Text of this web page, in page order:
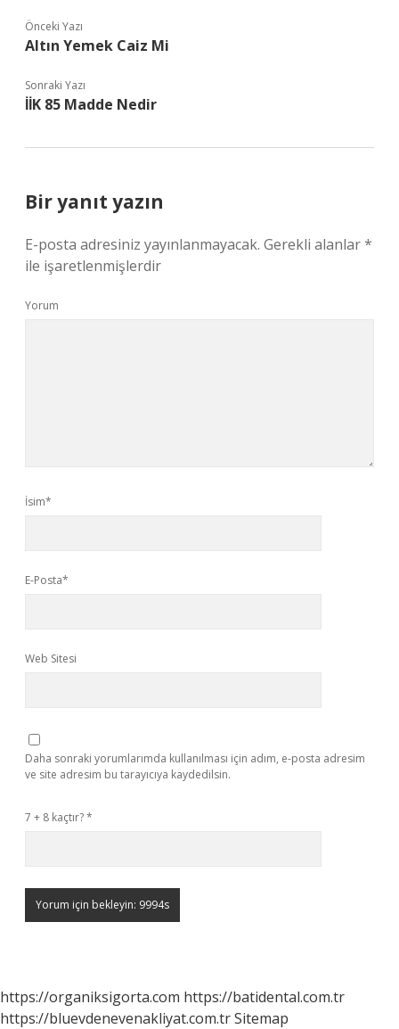
Önceki Yazı
Altın Yemek Caiz Mi
Sonraki Yazı
İİK 85 Madde Nedir
Bir yanıt yazın
E-posta adresiniz yayınlanmayacak. Gerekli alanlar*
ile işaretlenmişlerdir
Yorum
İsim*
E-Posta*
Web Sitesi
Daha sonraki yorumlarımda kullanılması için adım, e-posta adresim
ve site adresim bu tarayıcıya kaydedilsin.
7 + 8 kaçtır?*
https://organiksigorta.com https://batidental.com.tr
https://bluevdenevenakliyat.com.trSitemap